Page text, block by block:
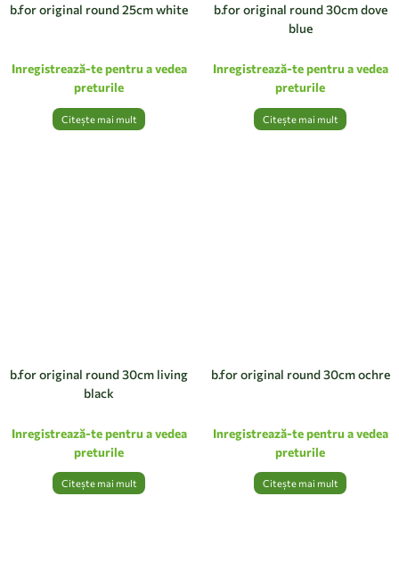
b.for original round 25cm white
Inregistrează-te pentru a vedea
preturile
Citește mai mult
b.for original round 30cm dove
blue
Inregistrează-te pentru a vedea
preturile
Citește mai mult
b.for original round 30cm living
black
Inregistrează-te pentru a vedea
preturile
Citește mai mult
b.for original round 30cm ochre
Inregistrează-te pentru a vedea
preturile
Citește mai mult